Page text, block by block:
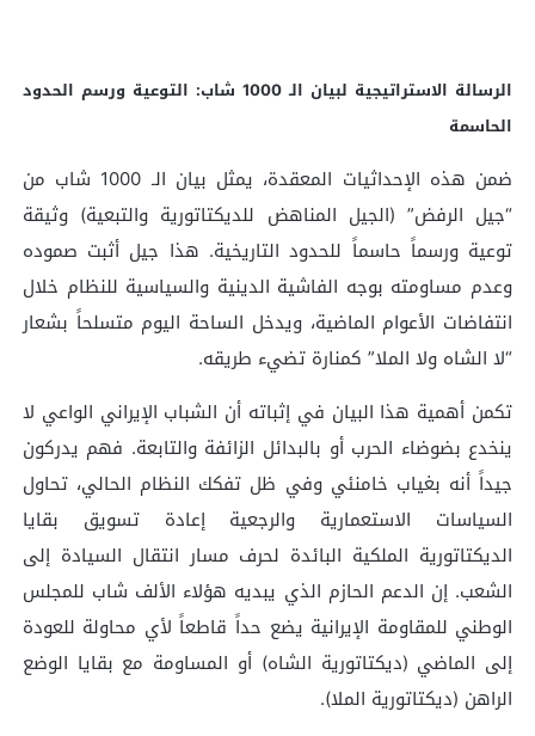
الرسالة الاستراتيجية لبيان الـ 1000 شاب: التوعية ورسم الحدود
الحاسمة
ضمن هذه الإحداثيات المعقدة، يمثل بيان الـ 1000 شاب من
“جيل الرفض” (الجيل المناهض للديكتاتورية والتبعية) وثيقة
توعية ورسماً حاسماً للحدود التاريخية. هذا جيل أثبت صموده
وعدم مساومته بوجه الفاشية الدينية والسياسية للنظام خلال
انتفاضات الأعوام الماضية، ويدخل الساحة اليوم متسلحاً بشعار
“لا الشاه ولا الملا” كمنارة تضيء طريقه.
تكمن أهمية هذا البيان في إثباته أن الشباب الإيراني الواعي لا
ينخدع بضوضاء الحرب أو بالبدائل الزائفة والتابعة. فهم يدركون
جيداً أنه بغياب خامنئي وفي ظل تفكك النظام الحالي، تحاول
السياسات الاستعمارية والرجعية إعادة تسويق بقايا
الديكتاتورية الملكية البائدة لحرف مسار انتقال السيادة إلى
الشعب. إن الدعم الحازم الذي يبديه هؤلاء الألف شاب للمجلس
الوطني للمقاومة الإيرانية يضع حداً قاطعاً لأي محاولة للعودة
إلى الماضي (ديكتاتورية الشاه) أو المساومة مع بقايا الوضع
الراهن (ديكتاتورية الملا).